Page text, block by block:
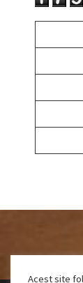
Acest site